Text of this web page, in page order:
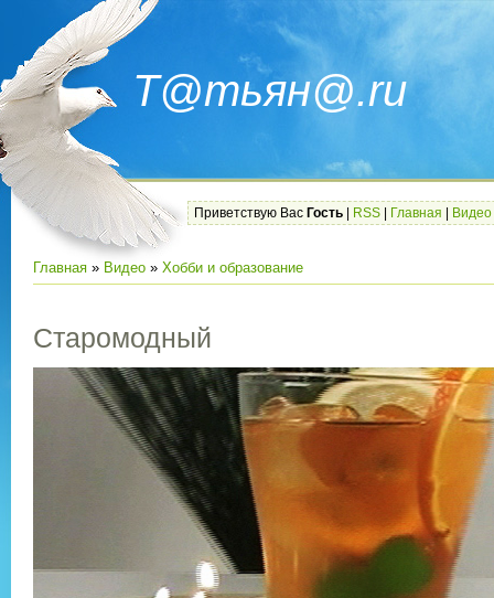
Т@тьян@.ru
Приветствую Вас Гость RSS Главная Видео
Главная » Видео » Хобби и образование
Старомодный